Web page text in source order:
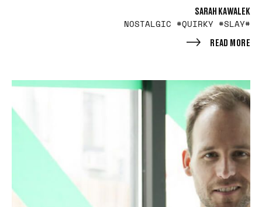
SARAH KAWALEK
#NOSTALGIC #QUIRKY #SLAY
READ MORE